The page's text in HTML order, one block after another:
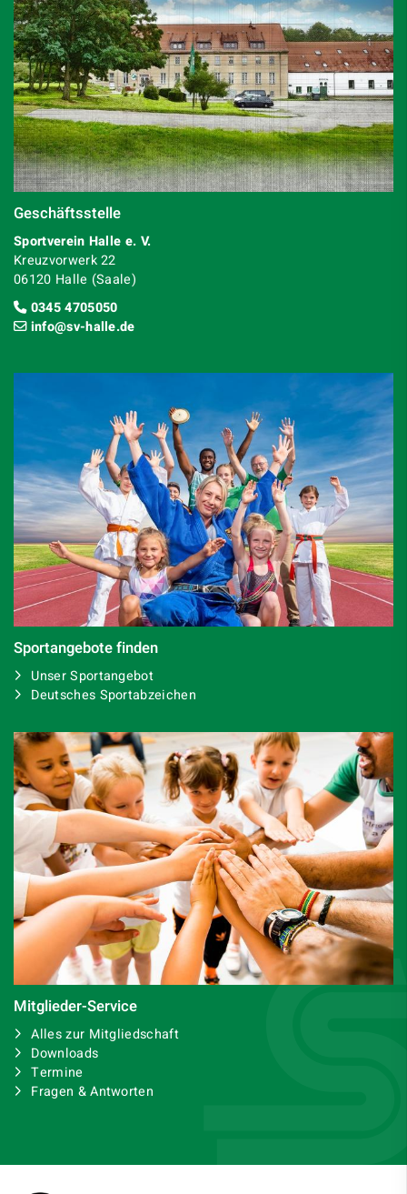
Geschäftsstelle
Sportverein Halle e. V.
Kreuzvorwerk 22
06120 Halle (Saale)
0345 4705050
info@sv-halle.de
Sportangebote finden
Unser Sportangebot
Deutsches Sportabzeichen
Mitglieder-Service
Alles zur Mitgliedschaft
Downloads
Termine
Fragen & Antworten